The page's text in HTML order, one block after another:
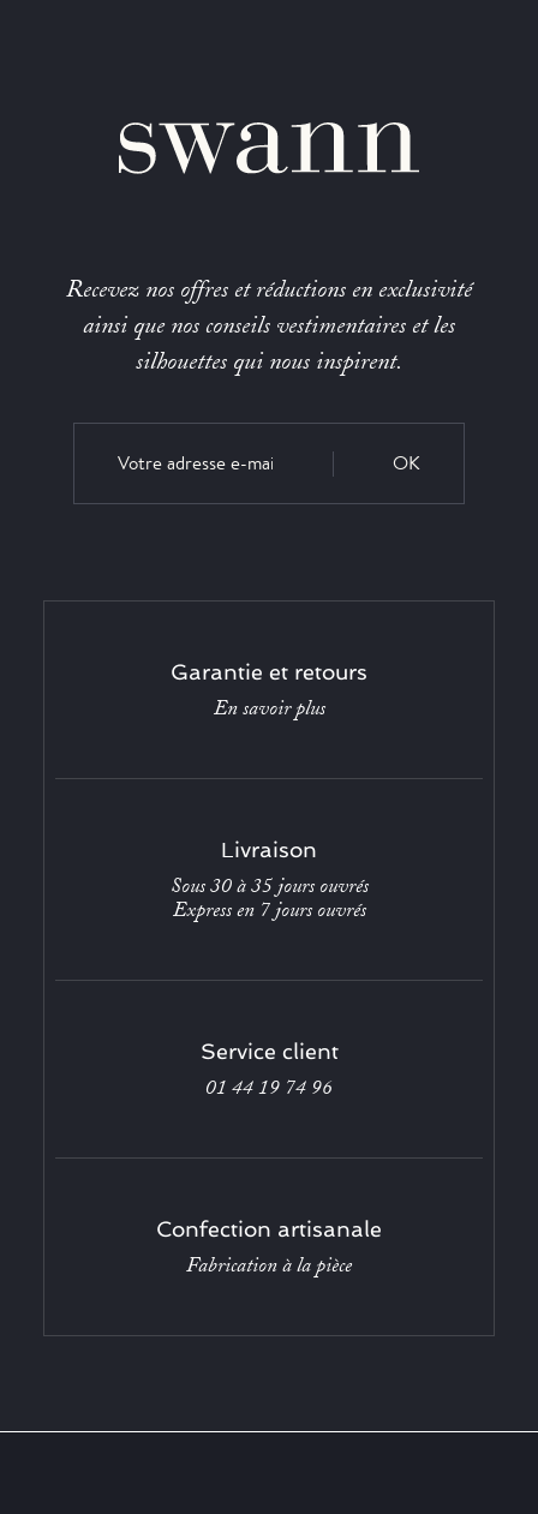
Recevez nos offres et réductions en exclusivité
ainsi que nos conseils vestimentaires et les
silhouettes qui nous inspirent.
OK
Garantie et retours
En savoir plus
Livraison
Sous 30 à 35 jours ouvrés
Express en 7 jours ouvrés
Service client
01 44 19 74 96
Confection artisanale
Fabrication à la pièce